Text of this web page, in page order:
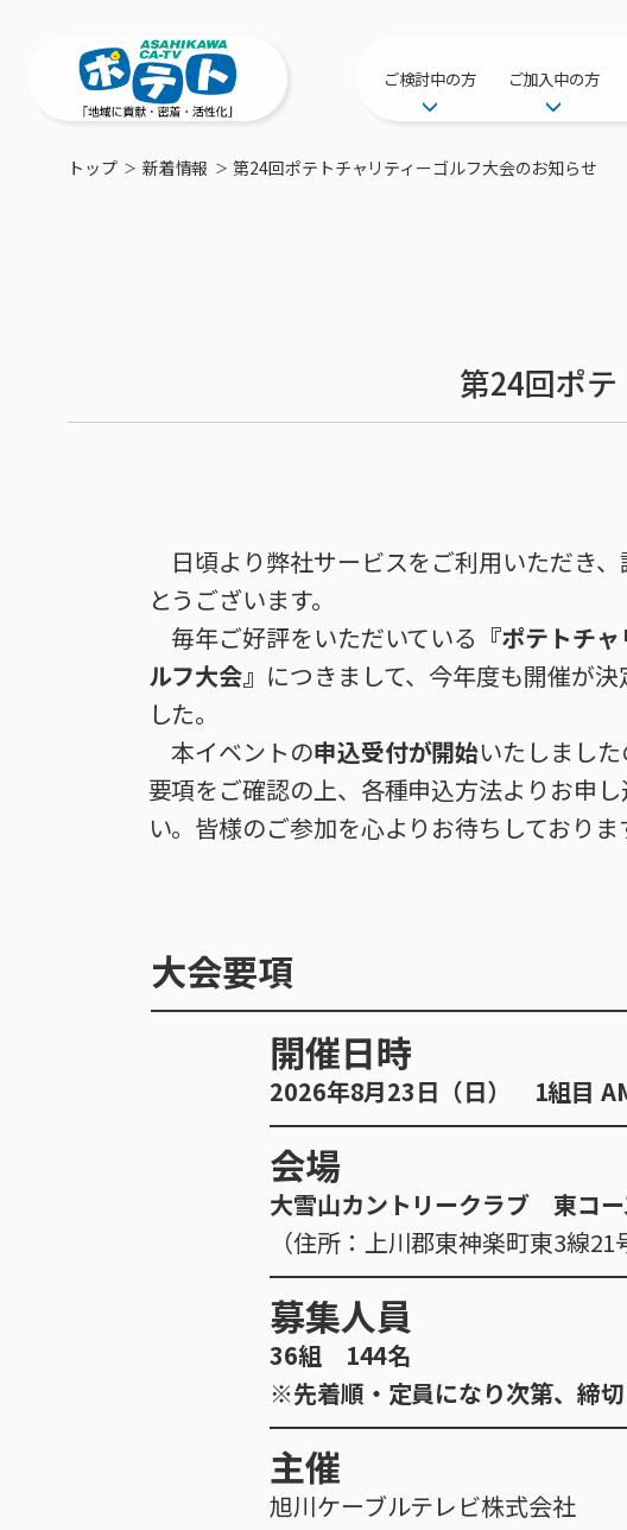
ご検討中の方
おトクな割引サービス
ご加入中の方
イベントカレ
講座のご案内
トップ 新着情報 第24回ポテトチャリティーゴルフ大会のお知らせ
第24回ポ
日頃より弊社サービスをご利用いただき、
とうございます。
毎年ご好評をいただいている 『ポテトチ
ルフ大会』 につきまして、今年度も開催が決
した。
本イベントの申込受付が開始いたしまし
要項をご確認の上、各種申込方法よりお申
い。皆様のご参加を心よりお待ちしておりま
大会要項
開催日時
2026年8月23日（日） 1組目
会場
大雪山カントリークラブ 東コー
（住所：上川郡東神楽町東3線
募集人員
36組 144名
※先着順・定員になり次第、締切
主催
旭川ケーブルテレビ株式会社